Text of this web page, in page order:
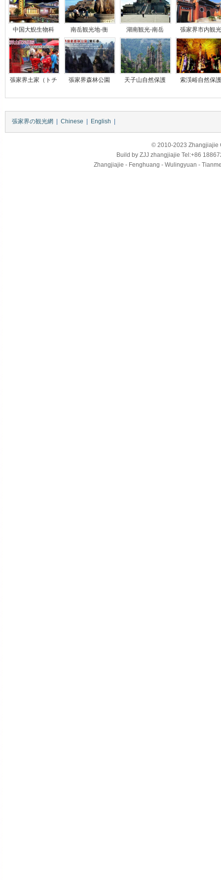
中国大鯢生物科 南岳観光地-衡 湖南観光-南岳 張家界市内観
張家界土家（トチ 張家界森林公園 天子山自然保護 索渓峪自然保
張家界の観光網 Chinese English
© 2010-2023 Zhangjiajie
Build by ZJJ zhangjiajie Tel:+86
Zhangjiajie - Fenghuang - Wulingyuan -